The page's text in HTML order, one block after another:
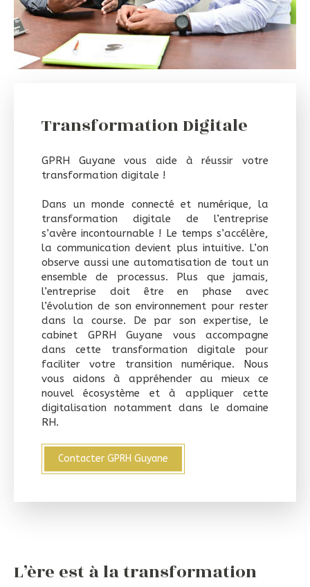
Transformation Digitale
GPRH Guyane vous aide à réussir votre
transformation digitale !
Dans un monde connecté et numérique, la
transformation digitale de l’entreprise
s’avère incontournable ! Le temps s’accélère,
la communication devient plus intuitive. L’on
observe aussi une automatisation de tout un
ensemble de processus. Plus que jamais,
l’entreprise doit être en phase avec
l’évolution de son environnement pour rester
dans la course. De par son expertise, le
cabinet GPRH Guyane vous accompagne
dans cette transformation digitale pour
faciliter votre transition numérique. Nous
vous aidons à appréhender au mieux ce
nouvel écosystème et à appliquer cette
digitalisation notamment dans le domaine
RH.
Contacter GPRH Guyane
L’ère est à la transformation